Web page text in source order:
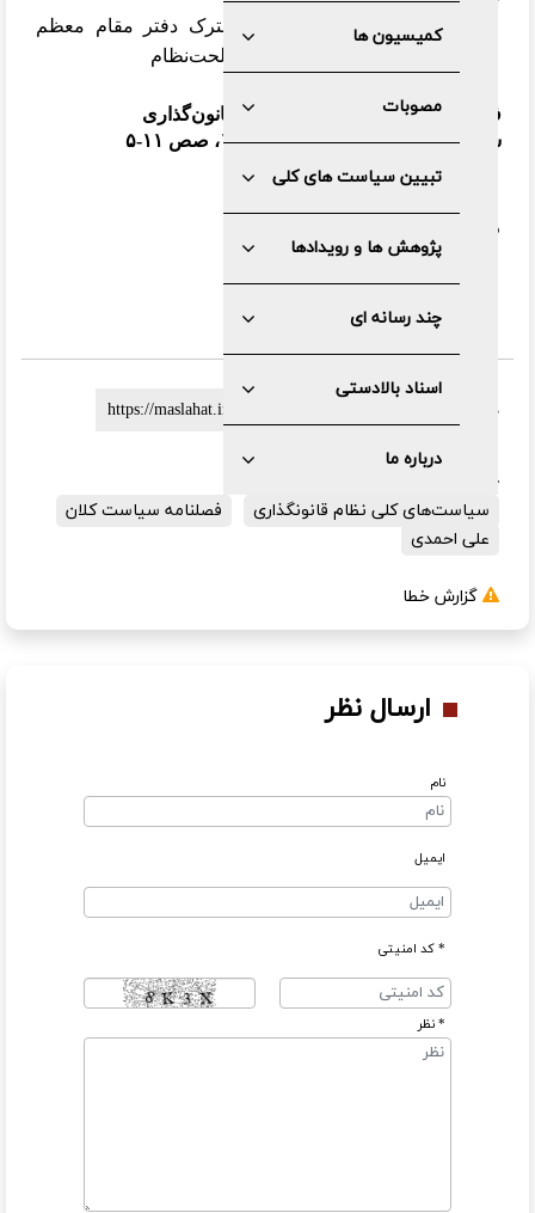
کمیسیون ها
مصوبات
تبیین سیاست های کلی
پژوهش ها و رویدادها
چند رسانه ای
اسناد بالادستی
درباره ما
علی احمدی،
رئیس کمیسیون مشترک دفتر مقام معظم
رهبری و دبیرخانه مجمع‌تشخیص‌مصلحت‌نظام
فصلنامه سیاست کلان؛ ویژه نظام قانون‌گذاری
سال هفتم، شماره هشتم، پاییز ۱۳۹۸، صص ۱۱-۵
دریافت
سیاست‌های کلی نظام قانونگذاری
فصلنامه سیاست کلان
علی احمدی
گزارش خطا
ارسال نظر
نام
ایمیل
* کد امنیتی
* نظر